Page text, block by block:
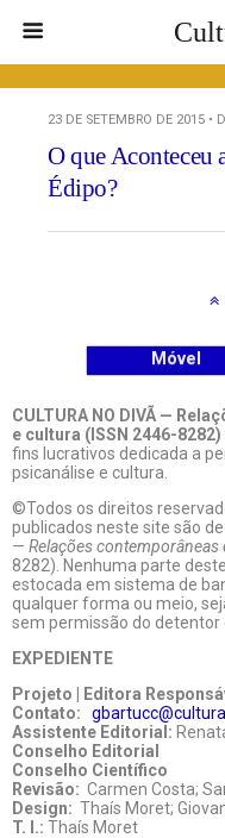
23 DE SETEMBRO DE 2015 •
O que Aconteceu
Édipo?
Móvel
CULTURA NO DIVÃ —
e cultura (ISSN 2446-8282)
fins lucrativos dedicada a
psicanálise e cultura.
©Todos os direitos
publicados neste site são
— Relações contemporâneas
8282). Nenhuma parte
estocada em sistema de
qualquer forma ou meio,
sem permissão do detentor
EXPEDIENTE
Projeto | Editora
Contato:
Assistente Editorial:
Conselho Editorial
Conselho Científico
Revisão: Carmen Costa;
Design: Thaís Moret;
T. I.: Thaís Moret